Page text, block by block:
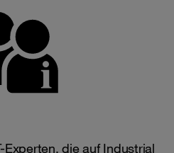
Experten, die auf Industrial